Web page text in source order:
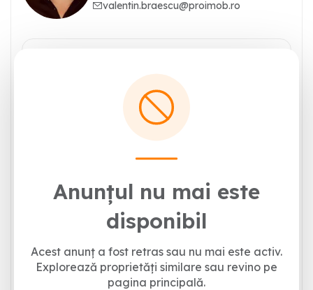
valentin.braescu@proimob.ro
Anunțul nu mai este
disponibil
Acest anunț a fost retras sau nu mai este activ.
Explorează proprietăți similare sau revino pe
pagina principală.